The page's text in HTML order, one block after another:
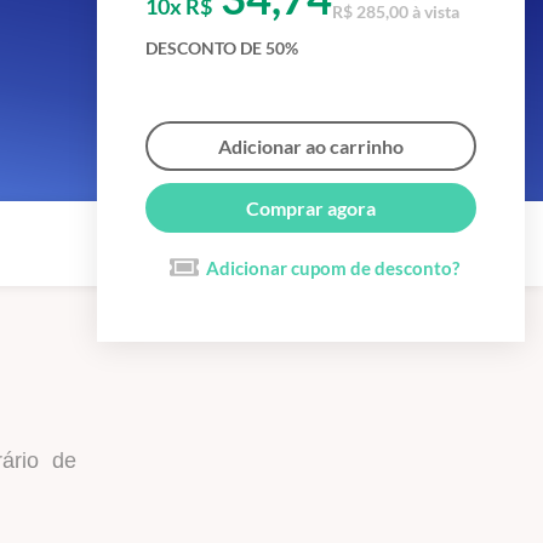
de
10x R$
R$ 285,00 à vista
DESCONTO DE 50%
Adicionar ao carrinho
Comprar agora
Adicionar cupom de desconto?